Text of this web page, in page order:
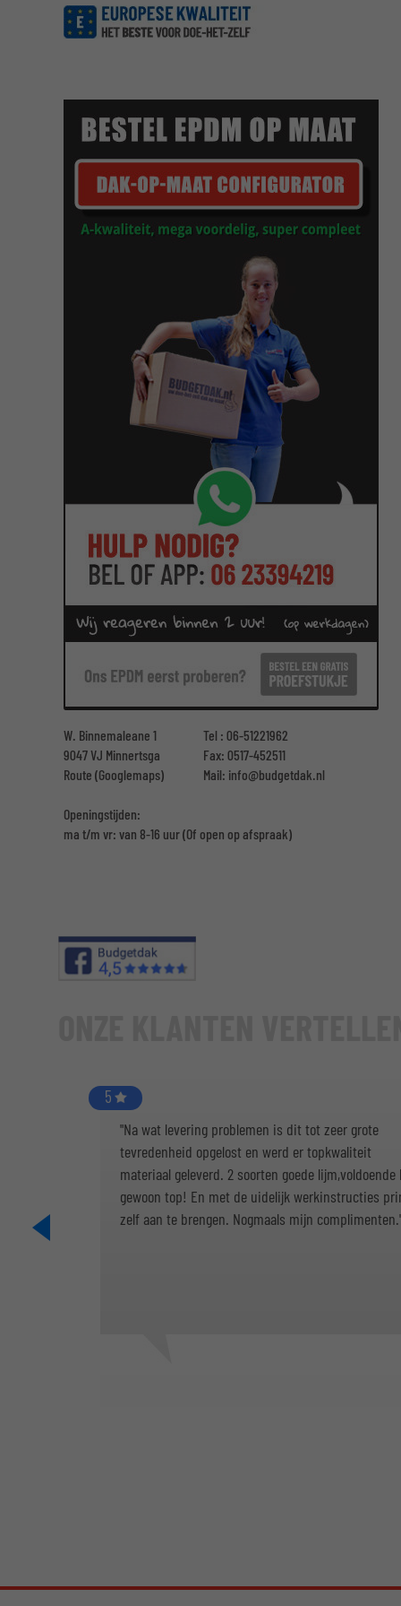
W. Binnemaleane 1
9047 VJ Minnertsga
Route (Googlemaps)
Tel : 06-51221962
Fax: 0517-452511
Mail: info@budgetdak.nl
Openingstijden:
ma t/m vr: van 8-16 uur(Of open op afspraak)
5
"Na wat levering problemen is dit tot zeer grote
tevredenheid opgelost en werd er topkwaliteit
materiaal geleverd. 2 soorten goede lijm,voldoende
gewoon top! En met de uidelijk werkinstructies
zelf aan te brengen. Nogmaals mijn